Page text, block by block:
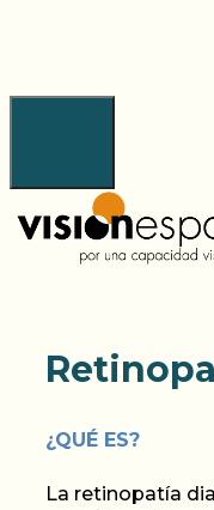
¿QUÉ ES?
La retinopatía